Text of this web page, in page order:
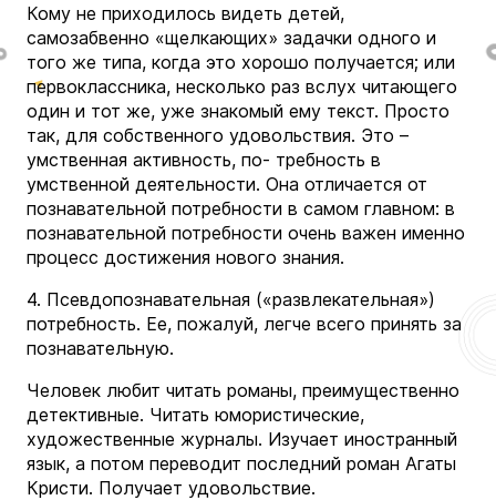
Кому не приходилось видеть детей,
самозабвенно «щелкающих» задачки одного и
того же типа, когда это хорошо получается; или
первоклассника, несколько раз вслух читающего
один и тот же, уже знакомый ему текст. Просто
так, для собственного удовольствия. Это –
умственная активность, по- требность в
умственной деятельности. Она отличается от
познавательной потребности в самом главном: в
познавательной потребности очень важен именно
процесс достижения нового знания.
4. Псевдопознавательная («развлекательная»)
потребность. Ее, пожалуй, легче всего принять за
познавательную.
Человек любит читать романы, преимущественно
детективные. Читать юмористические,
художественные журналы. Изучает иностранный
язык, а потом переводит последний роман Агаты
Кристи. Получает удовольствие.